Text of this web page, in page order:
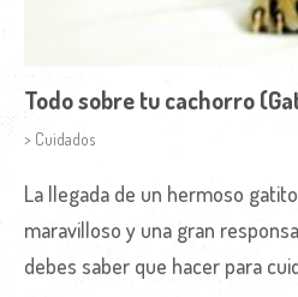
Todo sobre tu cachorro
> Cuidados
La llegada de un hermoso
maravilloso y una gran
debes saber que hacer para